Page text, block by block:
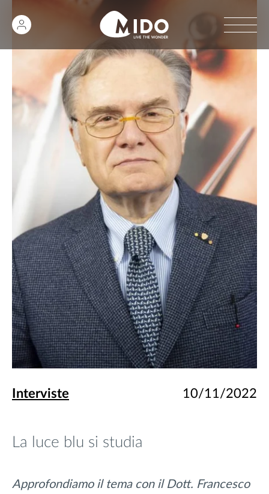
Interviste 10/11/2022
La luce blu si studia
Approfondiamo il tema con il Dott. Francesco